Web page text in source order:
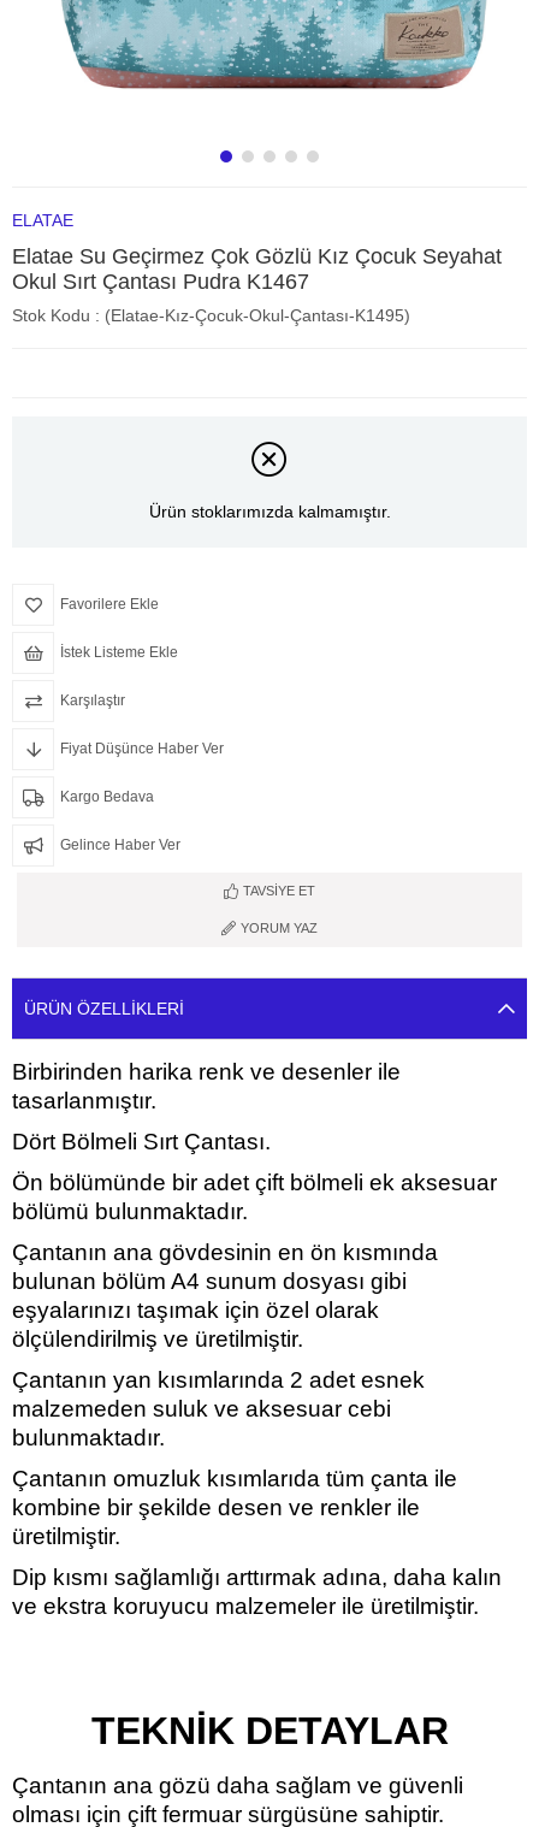
ELATAE
Elatae Su Geçirmez Çok Gözlü Kız Çocuk Seyahat
Okul Sırt Çantası Pudra K1467
Stok Kodu (Elatae-Kız-Çocuk-Okul-Çantası-K1495)
Ürün stoklarımızda kalmamıştır.
Favorilere Ekle
İstek Listeme Ekle
Karşılaştır
Fiyat Düşünce Haber Ver
Kargo Bedava
Gelince Haber Ver
TAVSIYE ET
YORUM YAZ
ÜRÜN ÖZELLIKLERI
Birbirinden harika renk ve desenler ile
tasarlanmıştır.
Dört Bölmeli Sırt Çantası.
Ön bölümünde bir adet çift bölmeli ek aksesuar
bölümü bulunmaktadır.
Çantanın ana gövdesinin en ön kısmında
bulunan bölüm A4 sunum dosyası gibi
eşyalarınızı taşımak için özel olarak
ölçülendirilmiş ve üretilmiştir.
Çantanın yan kısımlarında 2 adet esnek
malzemeden suluk ve aksesuar cebi
bulunmaktadır.
Çantanın omuzluk kısımlarıda tüm çanta ile
kombine bir şekilde desen ve renkler ile
üretilmiştir.
Dip kısmı sağlamlığı arttırmak adına, daha kalın
ve ekstra koruyucu malzemeler ile üretilmiştir.
TEKNİK DETAYLAR
Çantanın ana gözü daha sağlam ve güvenli
olması için çift fermuar sürgüsüne sahiptir.